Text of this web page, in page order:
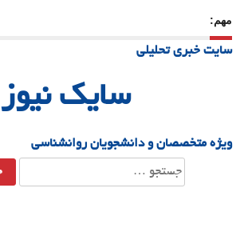
مهم:
21 دسامبر 25
سایت خبری تحلیلی
سایک نیوز
ویژه متخصصان و دانشجویان روانشناسی
جستجو
برای: